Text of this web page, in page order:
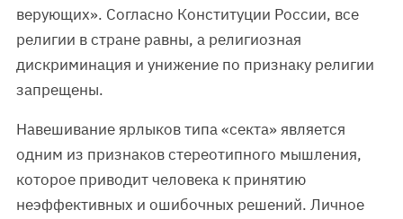
верующих». Согласно Конституции России, все
религии в стране равны, а религиозная
дискриминация и унижение по признаку религии
запрещены.
Навешивание ярлыков типа «секта» является
одним из признаков стереотипного мышления,
которое приводит человека к принятию
неэффективных и ошибочных решений. Личное